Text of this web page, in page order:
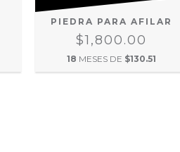
PIEDRA PARA AFILAR
$1,800.00
18 MESES DE $130.51